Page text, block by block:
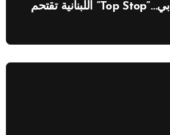
من بيروت إلى دبي…”Top Stop” اللبنانية تقتحم